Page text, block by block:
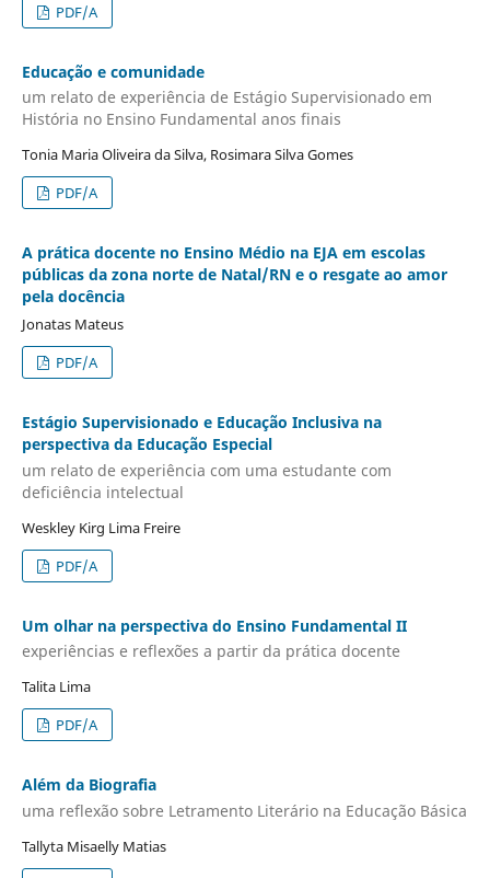
PDF/A
Educação e comunidade
um relato de experiência de Estágio Supervisionado em
História no Ensino Fundamental anos finais
Tonia Maria Oliveira da Silva, Rosimara Silva Gomes
PDF/A
A prática docente no Ensino Médio na EJA em escolas
públicas da zona norte de Natal/RN e o resgate ao amor
pela docência
Jonatas Mateus
PDF/A
Estágio Supervisionado e Educação Inclusiva na
perspectiva da Educação Especial
um relato de experiência com uma estudante com
deficiência intelectual
Weskley Kirg Lima Freire
PDF/A
Um olhar na perspectiva do Ensino Fundamental II
experiências e reflexões a partir da prática docente
Talita Lima
PDF/A
Além da Biografia
uma reflexão sobre Letramento Literário na Educação Básica
Tallyta Misaelly Matias